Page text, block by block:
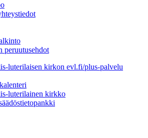
peruutusehdot
luterilaisen kirkon evl.fi/plus-palvelu
luterilainen kirkko